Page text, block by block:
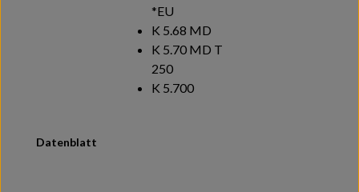
*EU
K 5.68 MD
K 5.70 MD T
250
K 5.700
Datenblatt